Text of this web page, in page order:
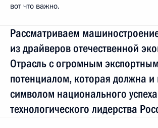
вот что важно.
Рассматриваем
из драйверов отечественной
Отрасль с огромным экспортным
потенциалом, которая должна и
символом национального
технологического лидерства